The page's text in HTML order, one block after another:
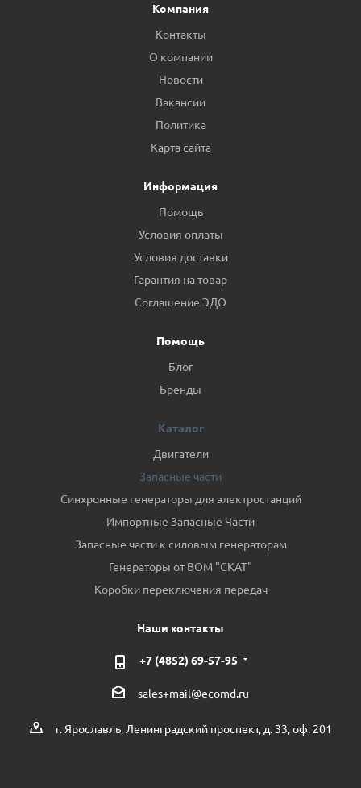
Компания
Контакты
О компании
Новости
Вакансии
Политика
Карта сайта
Информация
Помощь
Условия оплаты
Условия доставки
Гарантия на товар
Соглашение ЭДО
Помощь
Блог
Бренды
Каталог
Двигатели
Запасные части
Синхронные генераторы для электростанций
Импортные Запасные Части
Запасные части к силовым генераторам
Генераторы от ВОМ "СКАТ"
Коробки переключения передач
Наши контакты
+7 (4852) 69-57-95
sales+mail@ecomd.ru
г. Ярославль, Ленинградский проспект, д. 33, оф. 201